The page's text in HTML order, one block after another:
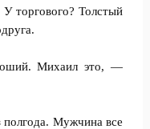
торгового? Толстый
Михаил это, —
полгода. Мужчина все